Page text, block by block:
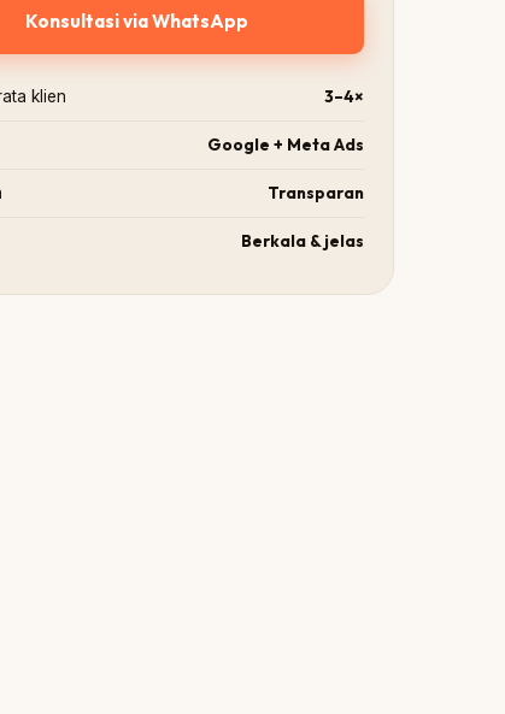
Konsultasi via WhatsApp
klien 3–4×
Google + Meta Ads
Transparan
Berkala & jelas